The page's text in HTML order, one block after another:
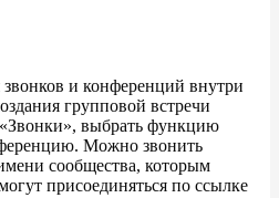
и конференций внутри
групповой встречи
«Звонки», выбрать функцию
Можно звонить
сообщества, которым
присоединяться по ссылке